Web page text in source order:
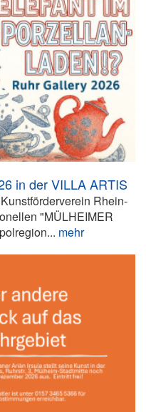
in der VILLA ARTIS
Rhein-
"MÜLHEIMER
mehr